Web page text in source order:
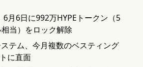
月6日に992万HYPEトークン（5
当）をロック解除
テム、今月複数のベスティング
に直面